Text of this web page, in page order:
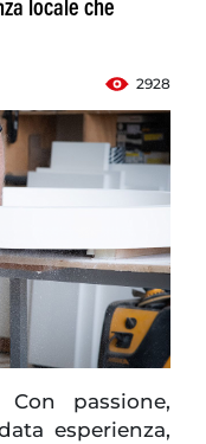
locale che
2928
Con passione,
esperienza,